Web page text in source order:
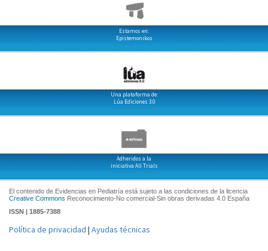
Estamos en:
Epistemonikos
Una plataforma de:
Lúa Ediciones 3.0
Adheridos a la
iniciativa All Trials
El contenido de Evidencias en Pediatría está sujeto a las condiciones de la licencia
Creative Commons Reconocimiento-No comercial-Sin obras derivadas 4.0 España
ISSN | 1885-7388
Política de privacidad | Ayudas técnicas